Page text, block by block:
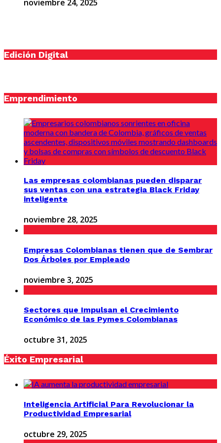
noviembre 24, 2025
Edición Digital
Emprendimiento
Las empresas colombianas pueden disparar
sus ventas con una estrategia Black Friday
inteligente
noviembre 28, 2025
Empresas Colombianas tienen que de Sembrar
Dos Árboles por Empleado
noviembre 3, 2025
Sectores que Impulsan el Crecimiento
Económico de las Pymes Colombianas
octubre 31, 2025
Éxito Empresarial
Inteligencia Artificial Para Revolucionar la
Productividad Empresarial
octubre 29, 2025